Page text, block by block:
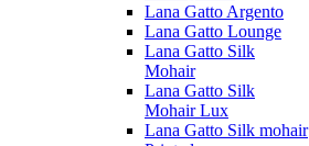
Lana Gatto Argento
Lana Gatto Lounge
Lana Gatto Silk
Mohair
Lana Gatto Silk
Mohair Lux
Lana Gatto Silk mohair